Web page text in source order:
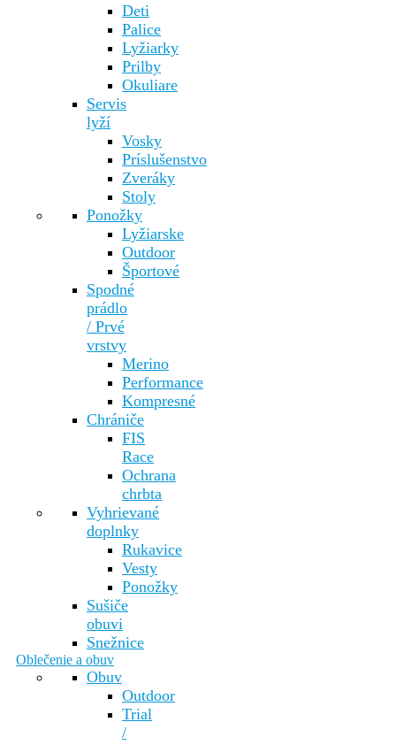
Deti
Palice
Lyžiarky
Prilby
Okuliare
Servis
lyží
Vosky
Príslušenstvo
Zveráky
Stoly
Ponožky
Lyžiarske
Outdoor
Športové
Spodné
prádlo
/ Prvé
vrstvy
Merino
Performance
Kompresné
Chrániče
FIS
Race
Ochrana
chrbta
Vyhrievané
doplnky
Rukavice
Vesty
Ponožky
Sušiče
obuvi
Snežnice
Oblečenie a obuv
Obuv
Outdoor
Trial
/